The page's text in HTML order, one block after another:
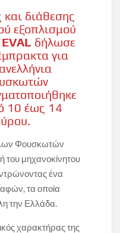
διάθεσης
εξοπλισμού
EVAL δήλωσε
για
10 έως 14
Φουσκωτών
του μηχανοκίνητου
ένα
τα οποία
την Ελλάδα.
χαρακτήρας της